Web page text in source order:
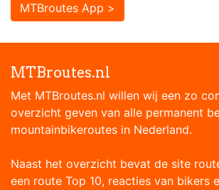
MTBroutes App >
MTBroutes.nl
Met MTBroutes.nl willen wij een zo
overzicht geven van alle permanent
mountainbikeroutes in Nederland.
Naast het overzicht bevat de site
een route Top 10, reacties van bikers